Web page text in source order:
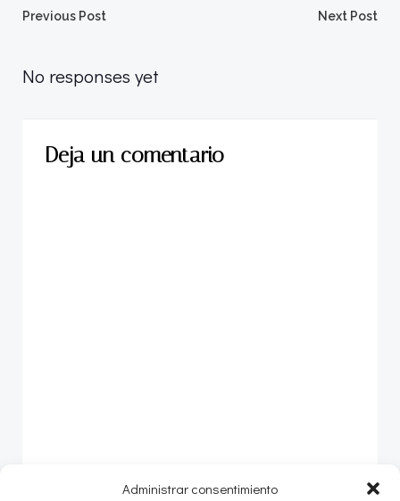
Administrar consentimiento
Navegación
por
entradas
Previous Post
entradas
Next Post
No responses yet
Deja un comentario